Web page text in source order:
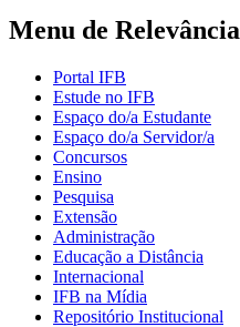
Menu de Relevância
Portal IFB
Estude no IFB
Espaço do/a Estudante
Espaço do/a Servidor/a
Concursos
Ensino
Pesquisa
Extensão
Administração
Educação a Distância
Internacional
IFB na Mídia
Repositório Institucional